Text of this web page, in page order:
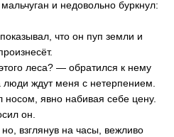
и недовольно буркнул:
что он пуп земли и
леса? — обратился к нему
ждут меня с нетерпением.
носом, явно набивая себе цену.
он.
взглянув на часы, вежливо